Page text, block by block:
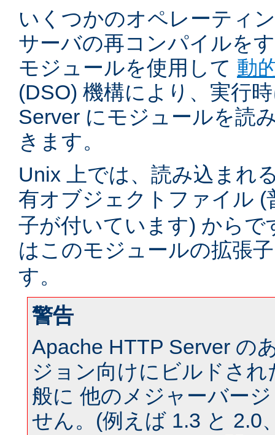
いくつかのオペレーティ
サーバの再コンパイルを
モジュールを使用して 動
(DSO) 機構により、実行
Server にモジュールを読
きます。
Unix 上では、読み込まれ
有オブジェクトファイル
子が付いています) からで
はこのモジュールの拡張
す。
警告
Apache HTTP Server の
ジョン向けにビルドさ
般に 他のメジャーバー
せん。(例えば 1.3 と 2.0